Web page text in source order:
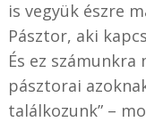
is vegyük észre
Pásztor, aki
És ez
pásztorai
találkozunk” –